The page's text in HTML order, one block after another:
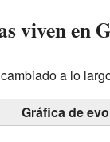
viven en
a lo
Gráfica de